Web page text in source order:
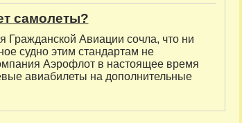
самолеты?
Гражданской Авиации сочла, что ни
судно этим стандартам не
Аэрофлот в настоящее время
авиабилеты на дополнительные